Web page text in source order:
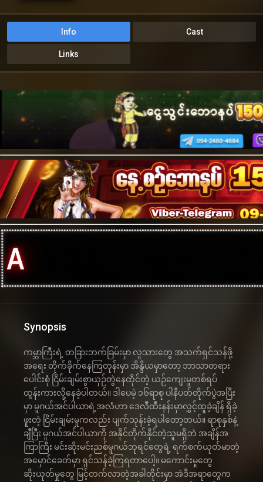
Info Cast
Links
Synopsis
ကမ္ဘာကြီးရဲ့ တခြားဘက်ခြမ်းမှာ လူသားတွေ အသက်ရှင်သန်ဖို့
အရေး တိုက်ခိုက်နေကြတုန်းမှာ အိန္ဒိယမှာတော့ ဘာသာတရား
ပေါင်းစုံ ငြိမ်းချမ်းစွာယှဉ်တွဲနေထိုင်တဲ့ ယဉ်ကျေးမှုတစ်ရပ်
ထွန်းကားလို့နေခဲ့ပါတယ်။ ဒါပေမဲ့ ၁၆ရာစု ပါနီပတ်တိုက်ပွဲအပြီး
မှာ မူဂယ်အင်ပါယာရဲ့အလံဟာ ဒေလီထီးနန်းမှာလွှင့်ထူခဲ့ချိန် ရှိခဲ့
ဖူးတဲ့ ငြိမ်းချမ်းမှုကလည်း ပျက်သုန်းခဲ့ရပါတော့တယ်။ ရာစုနှစ်နဲ့
ချီပြီး မူဂယ်အင်ပါယာကို အနိုင်တိုက်နိုင်တဲ့သူမရှိဘဲ အချိန်အ
ကြာကြီး မင်းဆိုးမင်းညစ်မူဂယ်ဘုရင်တွေရဲ့ ရက်စက်ယုတ်မာတဲ့
အမှောင်ခေတ်မှာ ရှင်သန်ခဲ့ကြရတာပေါ့။ မကောင်းမှုတွေ
ဆိုးယုတ်မှုတွေ မြင့်တက်လာတဲ့အခါတိုင်းမှာ အဲဒီအရာတွေက